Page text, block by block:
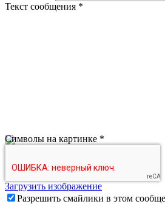
Текст сообщения *
Символы на картинке *
Загрузить изображение
Разрешить смайлики в этом